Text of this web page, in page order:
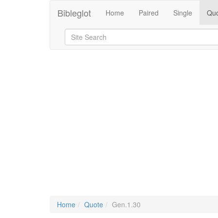
Bibleglot Home Paired Single
Home Quote Gen.1.30